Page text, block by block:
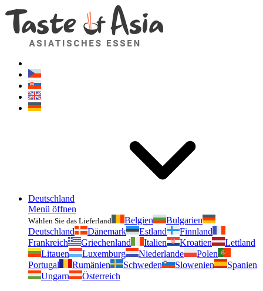
Deutschland
Menü öffnen
Wählen Sie das Lieferland Belgien
Bulgarien
Deutschland
Dänemark Estland
Finnland
Frankreich
Griechenland Italien Kroatien
Lettland
Litauen
Luxemburg Niederlande
Polen
Portugal
Rumänien Schweden Slowenien
Spanien
Ungarn
Österreich
Geschmackvonasien.de
Zögern Sie nicht zu fragen. Ich bin für Sie da!